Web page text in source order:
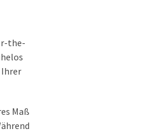
the-
Ihrer
Maß